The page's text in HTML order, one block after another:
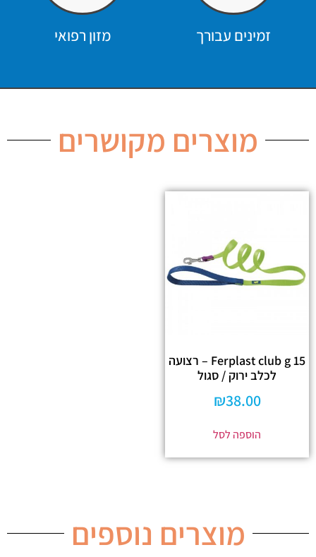
זמינים עבורך מזון רפואי
מוצרים מקושרים
Ferplast club g 15 – רצועה
לכלב ירוק / סגול
₪38.00
הוספה לסל
מוצרים נוספים